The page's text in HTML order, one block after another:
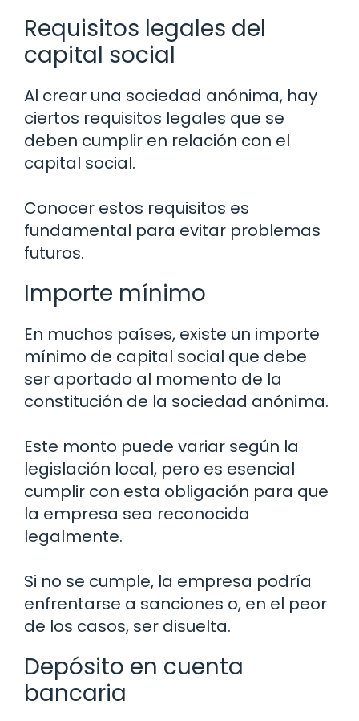
Requisitos legales del
capital social
Al crear una sociedad anónima, hay
ciertos requisitos legales que se
deben cumplir en relación con el
capital social.
Conocer estos requisitos es
fundamental para evitar problemas
futuros.
Importe mínimo
En muchos países, existe un importe
mínimo de capital social que debe
ser aportado al momento de la
constitución de la sociedad anónima.
Este monto puede variar según la
legislación local, pero es esencial
cumplir con esta obligación para que
la empresa sea reconocida
legalmente.
Si no se cumple, la empresa podría
enfrentarse a sanciones o, en el peor
de los casos, ser disuelta.
Depósito en cuenta
bancaria